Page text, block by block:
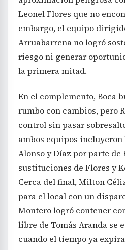
Leonel Flores que no
embargo, el equipo
Arruabarrena no logró
riesgo ni generar
la primera mitad.
En el complemento, Boca
rumbo con cambios, pero
control sin pasar
ambos equipos incluyeron
Alonso y Díaz por parte de
sustituciones de Flores y
Cerca del final, Milton
para el local con un
Montero logró contener
libre de Tomás Aranda se
cuando el tiempo ya